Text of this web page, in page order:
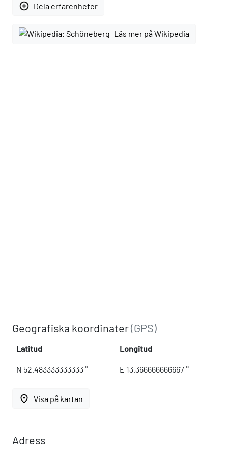
add_circle_outline Dela erfarenheter
Läs mer på Wikipedia
Geografiska koordinater(GPS)
Latitud Longitud
N 52.483333333333 ° E 13.366666666667 °
place Visa på kartan
Adress